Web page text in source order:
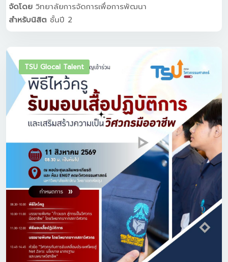
จัดโดย วิทยาลัยการจัดการเพื่อการพัฒนา
สำหรับนิสิต ชั้นปี 2
TSU Glocal Talent